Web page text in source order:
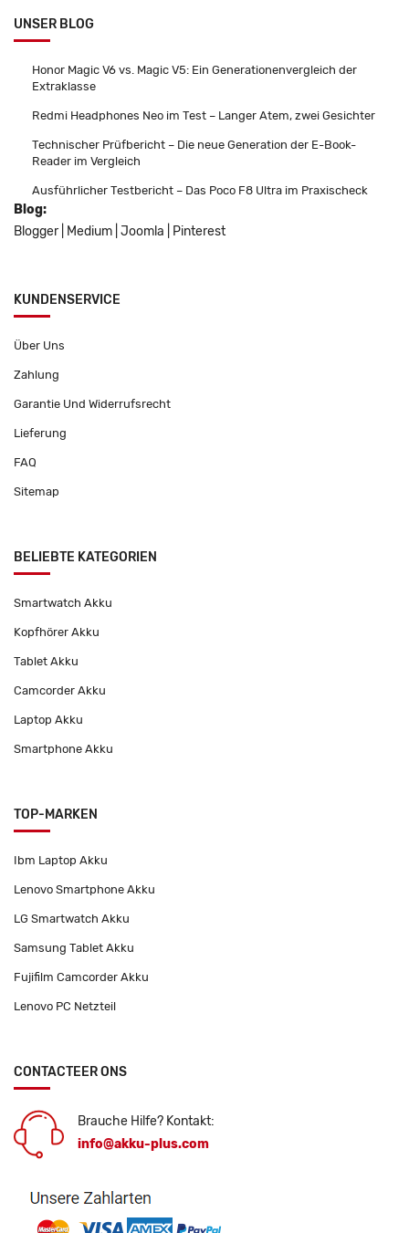
UNSER BLOG
Honor Magic V6 vs. Magic V5: Ein Generationenvergleich der
Extraklasse
Redmi Headphones Neo im Test – Langer Atem, zwei Gesichter
Technischer Prüfbericht – Die neue Generation der E-Book-
Reader im Vergleich
Ausführlicher Testbericht – Das Poco F8 Ultra im Praxischeck
Blog:
Blogger
Medium Joomla Pinterest
KUNDENSERVICE
Über Uns
Zahlung
Garantie Und Widerrufsrecht
Lieferung
FAQ
Sitemap
BELIEBTE KATEGORIEN
Smartwatch Akku
Kopfhörer Akku
Tablet Akku
Camcorder Akku
Laptop Akku
Smartphone Akku
TOP-MARKEN
Ibm Laptop Akku
Lenovo Smartphone Akku
LG Smartwatch Akku
Samsung Tablet Akku
Fujifilm Camcorder Akku
Lenovo PC Netzteil
CONTACTEER ONS
Brauche Hilfe? Kontakt:
info@akku-plus.com